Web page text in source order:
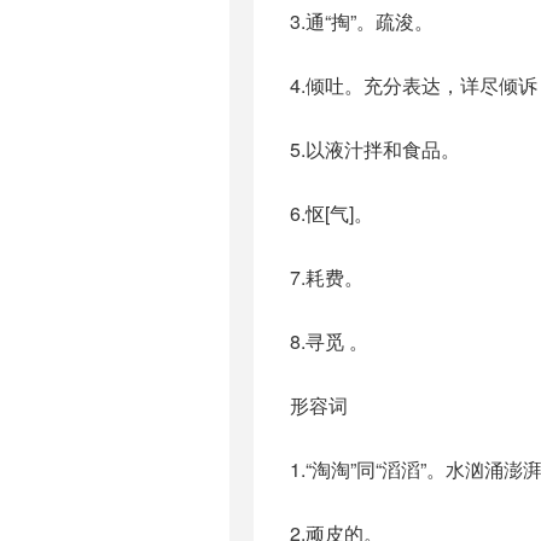
3.通“掏”。疏浚。
4.倾吐。充分表达，详尽倾诉
5.以液汁拌和食品。
6.怄[气]。
7.耗费。
8.寻觅 。
形容词
1.“淘淘”同“滔滔”。水汹涌澎湃
2.顽皮的。